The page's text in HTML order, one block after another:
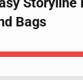
Bags